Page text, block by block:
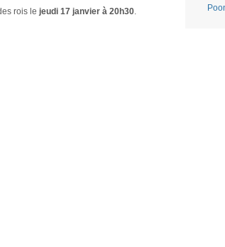
rois le jeudi 17 janvier à 20h30.